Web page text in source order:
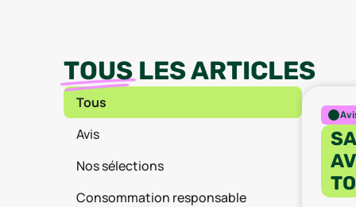
TOUSLES ARTICLES
Tous
Avis
Nos sélections
Consommation responsable